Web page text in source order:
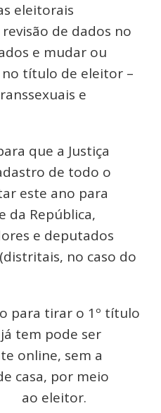
eleitorais
de dados no
e mudar ou
título de eleitor –
e
que a Justiça
de todo o
este ano para
da República,
e deputados
no caso do
para tirar o 1º título
tem pode ser
online, sem a
casa, por meio
ao eleitor.